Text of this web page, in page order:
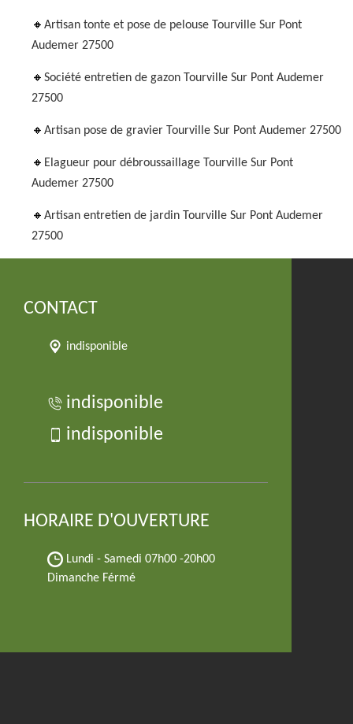
Artisan tonte et pose de pelouse Tourville Sur Pont
Audemer 27500
Société entretien de gazon Tourville Sur Pont Audemer
27500
Artisan pose de gravier Tourville Sur Pont Audemer 27500
Elagueur pour débroussaillage Tourville Sur Pont
Audemer 27500
Artisan entretien de jardin Tourville Sur Pont Audemer
27500
CONTACT
indisponible
indisponible
indisponible
HORAIRE D'OUVERTURE
Lundi - Samedi 07h00 -20h00
Dimanche Férmé